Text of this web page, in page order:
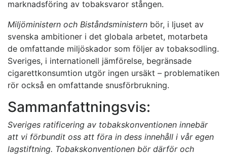
marknadsföring av tobaksvaror stången.
Miljöministern och Biståndsministern bör, i ljuset av
svenska ambitioner i det globala arbetet, motarbeta
de omfattande miljöskador som följer av tobaksodling.
Sveriges, i internationell jämförelse, begränsade
cigarettkonsumtion utgör ingen ursäkt – problematiken
rör också en omfattande snusförbrukning.
Sammanfattningsvis:
Sveriges ratificering av tobakskonventionen innebär
att vi förbundit oss att föra in dess innehåll i vår egen
lagstiftning. Tobakskonventionen bör därför och